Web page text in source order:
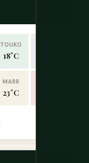
TOUKO
18°C
MARR
23°C